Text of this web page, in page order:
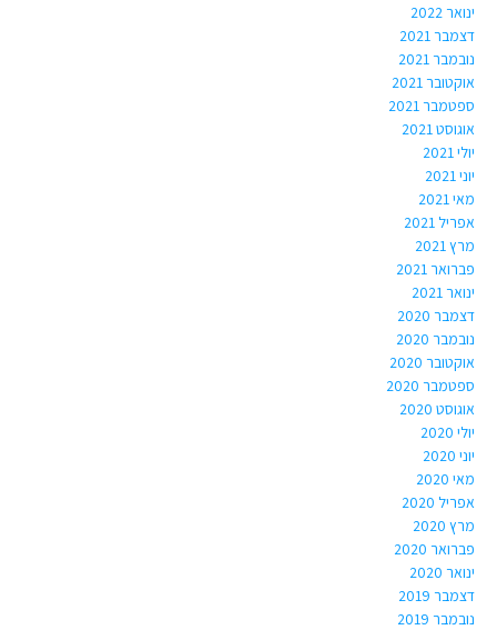
ינואר 2022
דצמבר 2021
נובמבר 2021
אוקטובר 2021
ספטמבר 2021
אוגוסט 2021
יולי 2021
יוני 2021
מאי 2021
אפריל 2021
מרץ 2021
פברואר 2021
ינואר 2021
דצמבר 2020
נובמבר 2020
אוקטובר 2020
ספטמבר 2020
אוגוסט 2020
יולי 2020
יוני 2020
מאי 2020
אפריל 2020
מרץ 2020
פברואר 2020
ינואר 2020
דצמבר 2019
נובמבר 2019